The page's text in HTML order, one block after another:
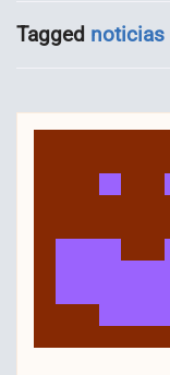
Tagged noticias